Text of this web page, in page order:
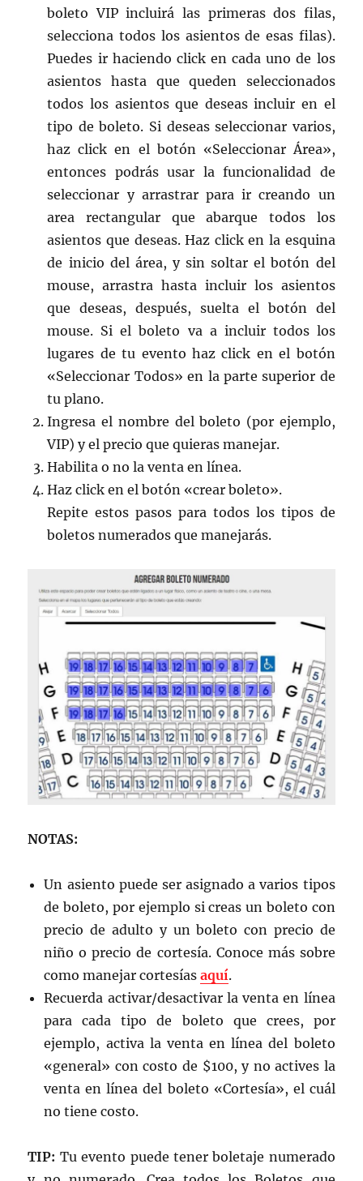
boleto VIP incluirá las primeras dos filas,
selecciona todos los asientos de esas filas).
Puedes ir haciendo click en cada uno de los
asientos hasta que queden seleccionados
todos los asientos que deseas incluir en el
tipo de boleto. Si deseas seleccionar varios,
haz click en el botón «Seleccionar Área»,
entonces podrás usar la funcionalidad de
seleccionar y arrastrar para ir creando un
area rectangular que abarque todos los
asientos que deseas. Haz click en la esquina
de inicio del área, y sin soltar el botón del
mouse, arrastra hasta incluir los asientos
que deseas, después, suelta el botón del
mouse. Si el boleto va a incluir todos los
lugares de tu evento haz click en el botón
«Seleccionar Todos» en la parte superior de
tu plano.
Ingresa el nombre del boleto (por ejemplo,
VIP) y el precio que quieras manejar.
Habilita o no la venta en línea.
Haz click en el botón «crear boleto».
Repite estos pasos para todos los tipos de
boletos numerados que manejarás.
NOTAS:
Un asiento puede ser asignado a varios tipos
de boleto, por ejemplo si creas un boleto con
precio de adulto y un boleto con precio de
niño o precio de cortesía. Conoce más sobre
como manejar cortesíasaquí.
Recuerda activar/desactivar la venta en línea
para cada tipo de boleto que crees, por
ejemplo, activa la venta en línea del boleto
«general» con costo de $100, y no actives la
venta en línea del boleto «Cortesía», el cuál
no tiene costo.
TIP: Tu evento puede tener boletaje numerado